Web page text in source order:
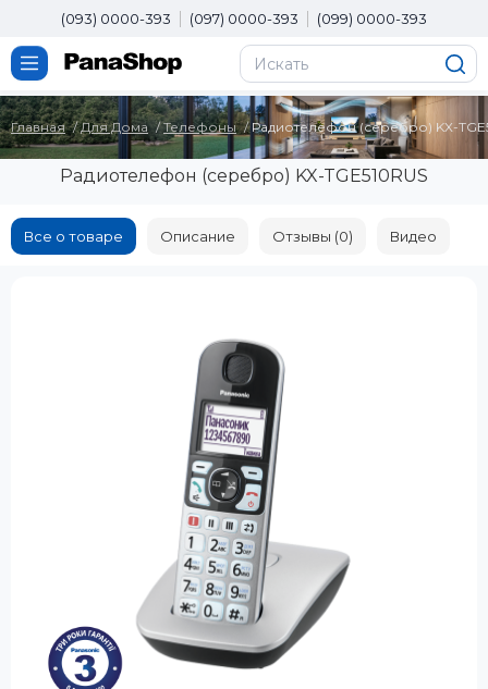
(093) 0000-393 (097) 0000-393 (099) 0000-393
Главная Для Дома Телефоны Радиотелефон (серебро) KX-
Радиотелефон (серебро) KX-TGE510RUS
Все о товаре Описание Отзывы (0) Видео